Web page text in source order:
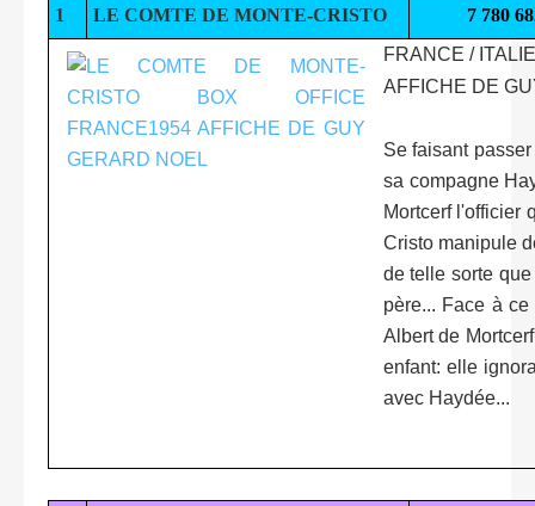
1 LE COMTE DE MONTE-CRISTO
7 780
FRANCE /
AFFICHE DE
Se faisant
sa compagne
Mortcerf l'officier
Cristo manipule
de telle sorte
père... Face à
Albert de
enfant: elle
avec Haydée...